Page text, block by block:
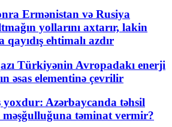
Ermənistan və Rusiya
yollarını axtarır, lakin
ehtimalı azdır
Türkiyənin Avropadakı enerji
əsas elementinə çevrilir
Azərbaycanda təhsil
məşğulluğuna təminat vermir?